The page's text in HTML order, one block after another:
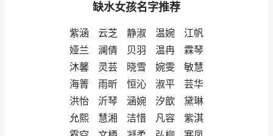
缺水女孩名字推荐
紫涵 云芝 静淑 温婉 江帆
娅兰 澜倩 贝羽 温冉 霖琴
沐馨 灵芸 晓雪 婉雯 敏慧
海箐 雨昕 恒沁 淑平 芸华
洪怡 沂琴 涵婉 汐歆 黛琳
允熙 慧湘 洁惜 凡容 紫淇